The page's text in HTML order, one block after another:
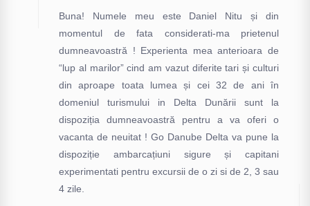
Buna! Numele meu este Daniel Nitu și din
momentul de fata considerati-ma prietenul
dumneavoastră ! Experienta mea anterioara de
“lup al marilor” cind am vazut diferite tari și culturi
din aproape toata lumea și cei 32 de ani în
domeniul turismului in Delta Dunării sunt la
dispoziția dumneavoastră pentru a va oferi o
vacanta de neuitat ! Go Danube Delta va pune la
dispoziție ambarcațiuni sigure și capitani
experimentati pentru excursii de o zi si de 2, 3 sau
4 zile.